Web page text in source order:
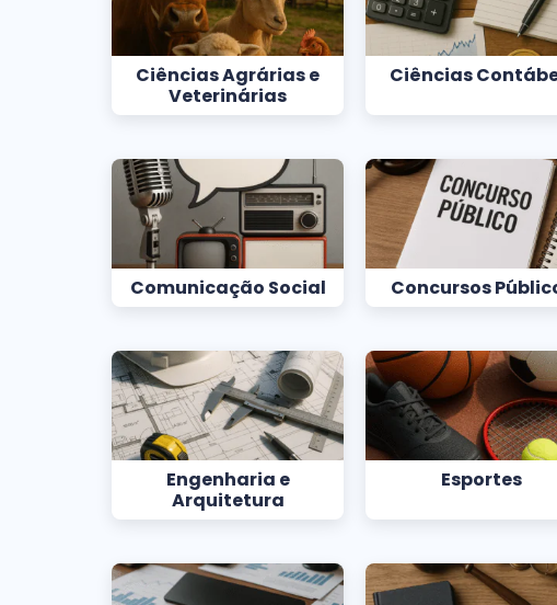
Ciências Agrárias e
Veterinárias
Ciências
Comunicação Social Concursos
Engenharia e
Arquitetura
Esportes